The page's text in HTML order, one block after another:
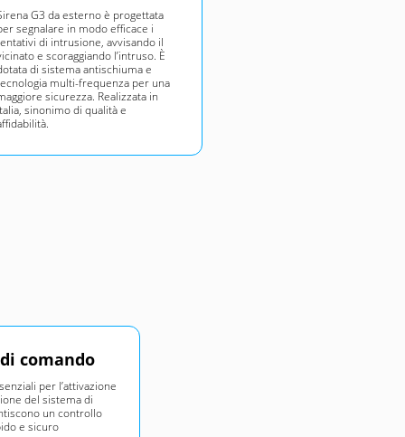
G3 da esterno è progettata
segnalare in modo efficace i
di intrusione, avvisando il
e scoraggiando l’intruso. È
di sistema antischiuma e
multi-frequenza per una
sicurezza. Realizzata in
sinonimo di qualità e
comando
per l’attivazione
del sistema di
un controllo
e sicuro